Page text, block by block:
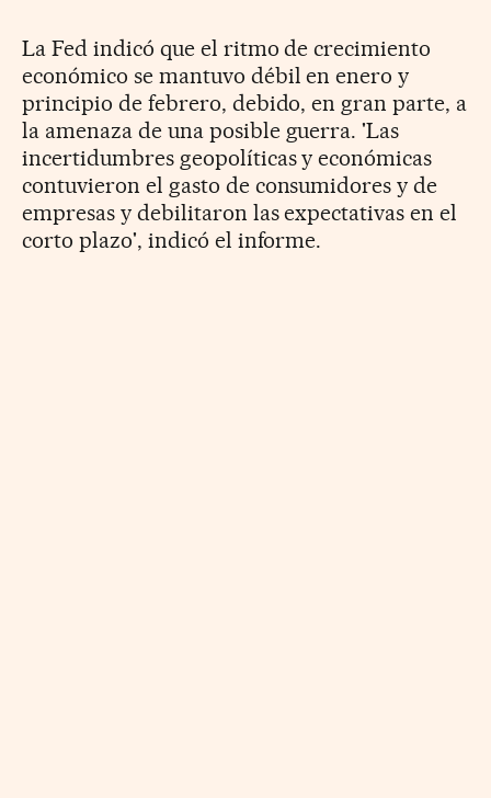
La Fed indicó que el ritmo de crecimiento
económico se mantuvo débil en enero y
principio de febrero, debido, en gran parte, a
la amenaza de una posible guerra. 'Las
incertidumbres geopolíticas y económicas
contuvieron el gasto de consumidores y de
empresas y debilitaron las expectativas en el
corto plazo', indicó el informe.